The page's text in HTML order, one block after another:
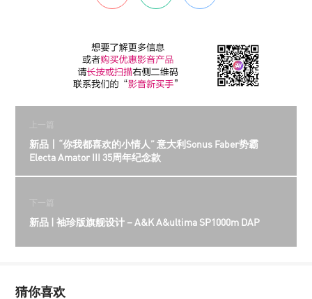
上一篇
新品丨“你我都喜欢的小情人” 意大利Sonus Faber势霸
Electa Amator III 35周年纪念款
下一篇
新品 | 袖珍版旗舰设计－A&K A&ultima SP1000m DAP
猜你喜欢